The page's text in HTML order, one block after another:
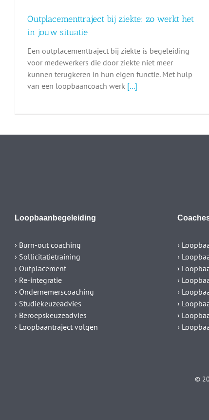
Outplacementtraject bij ziekte: zo werkt het
in jouw situatie
Een outplacementtraject bij ziekte is begeleiding
voor medewerkers die door ziekte niet meer
kunnen terugkeren in hun eigen functie. Met hulp
van een loopbaancoach werk [...]
Loopbaanbegeleiding
› Burn-out coaching
› Sollicitatietraining
› Outplacement
› Re-integratie
› Ondernemerscoaching
› Studiekeuzeadvies
› Beroepskeuzeadvies
› Loopbaantraject volgen
›
›
›
›
›
›
›
›
©